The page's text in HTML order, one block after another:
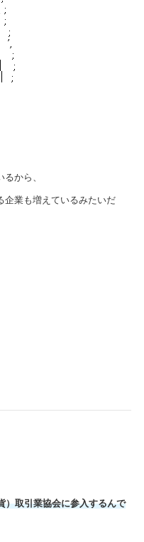
から、
企業も増えているみたいだ
）取引業協会に参入するんで